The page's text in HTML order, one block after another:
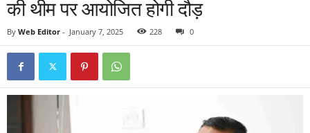
की थीम पर आयोजित होगी दौड़
By Web Editor - January 7, 2025 228 0